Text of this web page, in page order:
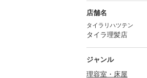
店舗名
タイラリハツテン
タイラ理髪店
ジャンル
理容室・床屋